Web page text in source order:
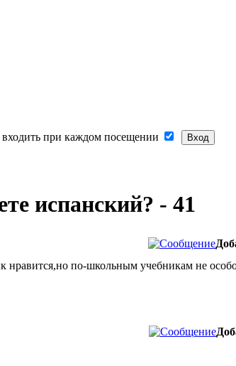
при каждом посещении
испанский? - 41
нравится,но по-школьным учебникам не